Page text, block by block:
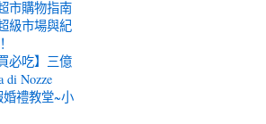
市購物指南
級市場與紀
必吃】三億
di Nozze
婚禮教堂~小